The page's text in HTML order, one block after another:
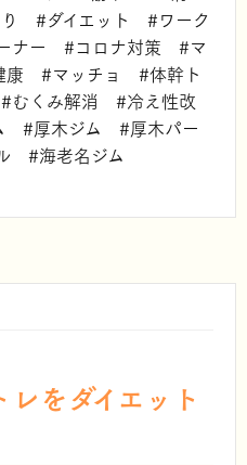
#ダイエット #ワーク
ナー #コロナ対策 #マ
#マッチョ #体幹ト
くみ解消 #冷え性改
#厚木ジム #厚木パー
#海老名ジム
をダイエット